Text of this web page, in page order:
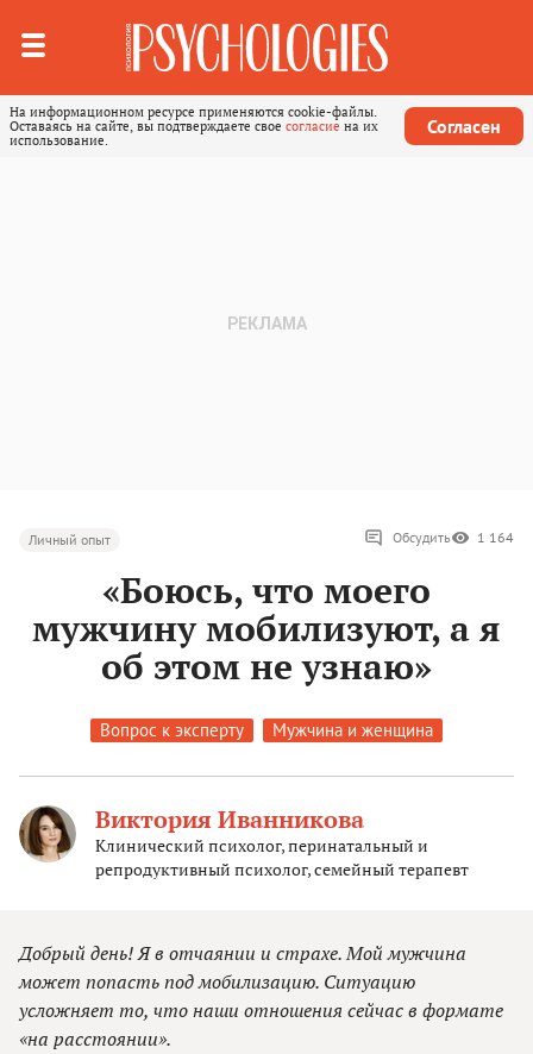
На информационном ресурсе применяются cookie-файлы.
Оставаясь на сайте, вы подтверждаете свое согласие на их
использование.
Согласен
Личный опыт Обсудить 1 164
«Боюсь, что моего
мужчину мобилизуют, а я
об этом не узнаю»
Вопрос к эксперту Мужчина и женщина
Виктория Иванникова
Клинический психолог, перинатальный и
репродуктивный психолог, семейный терапевт
Добрый день! Я в отчаянии и страхе. Мой мужчина
может попасть под мобилизацию. Ситуацию
усложняет то, что наши отношения сейчас в формате
«на расстоянии».